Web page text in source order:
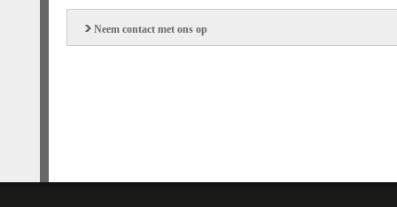
Neem contact met ons op